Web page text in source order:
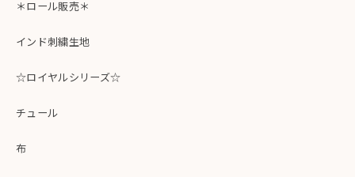
＊ロール販売＊
インド刺繍生地
☆ロイヤルシリーズ☆
チュール
布